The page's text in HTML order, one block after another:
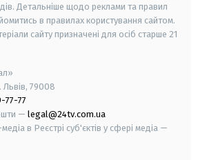
Детальніше щодо реклами та правил
в правилах користування сайтом.
сайту призначені для осіб старше 21
Львів, 79008
77-77
— legal@24tv.com.ua
в Реєстрі суб'єктів у сфері медіа —